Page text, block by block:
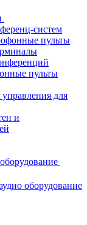
систем
пульты
пульты
для
и
оборудование